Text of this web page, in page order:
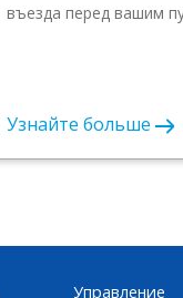
въезда перед вашим
Узнайте больше
Управление